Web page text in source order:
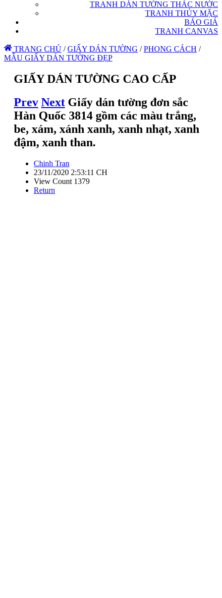
TRANH DÁN TƯỜNG THÁC NƯỚC
TRANH THỦY MẶC
BÁO GIÁ
TRANH CANVAS
TRANG CHỦ / GIẤY DÁN TƯỜNG / PHONG CÁCH /
MẪU GIẤY DÁN TƯỜNG ĐẸP
GIẤY DÁN TƯỜNG CAO CẤP
Prev Next Giấy dán tường đơn sắc
Hàn Quốc 3814 gồm các màu trắng,
be, xám, xánh xanh, xanh nhạt, xanh
đậm, xanh than.
Chinh Tran
23/11/2020 2:53:11 CH
View Count 1379
Return